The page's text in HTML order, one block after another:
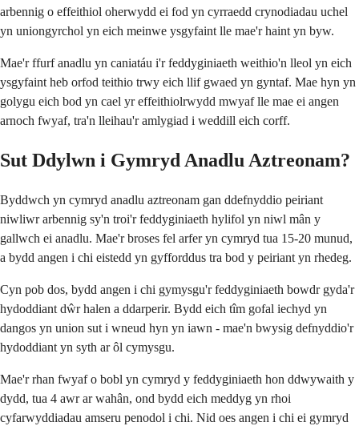
arbennig o effeithiol oherwydd ei fod yn cyrraedd crynodiadau uchel
yn uniongyrchol yn eich meinwe ysgyfaint lle mae'r haint yn byw.
Mae'r ffurf anadlu yn caniatáu i'r feddyginiaeth weithio'n lleol yn eich
ysgyfaint heb orfod teithio trwy eich llif gwaed yn gyntaf. Mae hyn yn
golygu eich bod yn cael yr effeithiolrwydd mwyaf lle mae ei angen
arnoch fwyaf, tra'n lleihau'r amlygiad i weddill eich corff.
Sut Ddylwn i Gymryd Anadlu Aztreonam?
Byddwch yn cymryd anadlu aztreonam gan ddefnyddio peiriant
niwliwr arbennig sy'n troi'r feddyginiaeth hylifol yn niwl mân y
gallwch ei anadlu. Mae'r broses fel arfer yn cymryd tua 15-20 munud,
a bydd angen i chi eistedd yn gyfforddus tra bod y peiriant yn rhedeg.
Cyn pob dos, bydd angen i chi gymysgu'r feddyginiaeth bowdr gyda'r
hydoddiant dŵr halen a ddarperir. Bydd eich tîm gofal iechyd yn
dangos yn union sut i wneud hyn yn iawn - mae'n bwysig defnyddio'r
hydoddiant yn syth ar ôl cymysgu.
Mae'r rhan fwyaf o bobl yn cymryd y feddyginiaeth hon ddwywaith y
dydd, tua 4 awr ar wahân, ond bydd eich meddyg yn rhoi
cyfarwyddiadau amseru penodol i chi. Nid oes angen i chi ei gymryd